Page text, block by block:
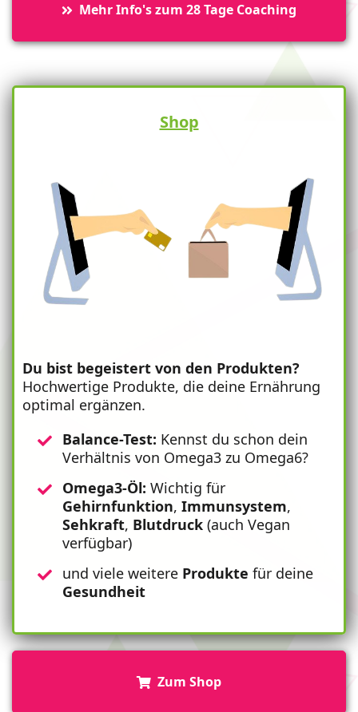
Mehr Info's zum 28 Tage Coaching
Shop
Du bist begeistert von den Produkten?
Hochwertige Produkte, die deine Ernährung
optimal ergänzen.
Balance-Test: Kennst du schon dein
Verhältnis von Omega3 zu Omega6?
Omega3-Öl: Wichtig für
Gehirnfunktion, Immunsystem,
Sehkraft, Blutdruck (auch Vegan
verfügbar)
und viele weitere Produkte für deine
Gesundheit
Zum Shop